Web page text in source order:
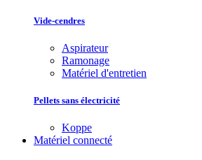
Vide-cendres
Aspirateur
Ramonage
Matériel d'entretien
Pellets sans électricité
Koppe
Matériel connecté